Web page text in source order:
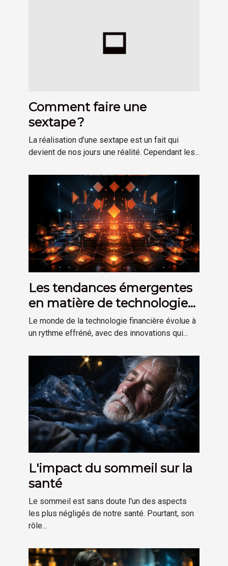
Comment faire une
sextape ?
La réalisation d’une sextape est un fait qui
devient de nos jours une réalité. Cependant les...
Les tendances émergentes
en matière de technologie
financière
Le monde de la technologie financière évolue à
un rythme effréné, avec des innovations qui...
L'impact du sommeil sur la
santé
Le sommeil est sans doute l'un des aspects
les plus négligés de notre santé. Pourtant, son
rôle...